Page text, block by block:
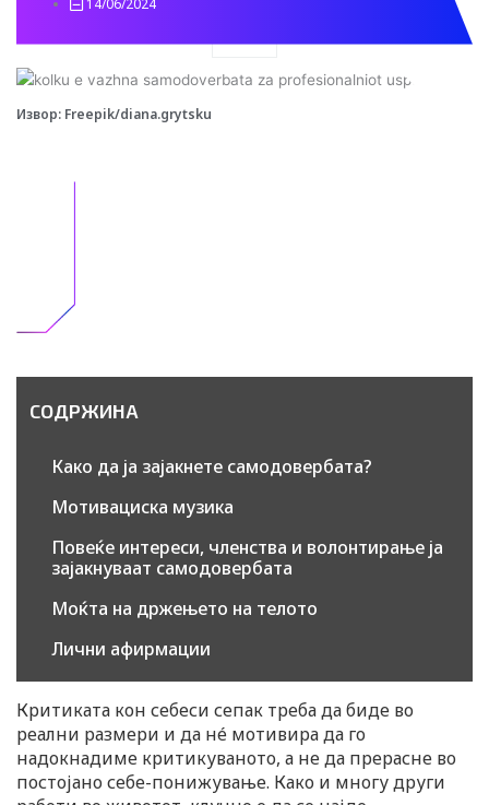
14/06/2024
Извор: Freepik/diana.grytsku
СОДРЖИНА
Како да ја зајакнете самодовербата?
Мотивациска музика
Повеќе интереси, членства и волонтирање ја
зајакнуваат самодовербата
Моќта на држењето на телото
Лични афирмации
Критиката кон себеси сепак треба да биде во
реални размери и да нé мотивира да го
надокнадиме критикуваното, а не да прерасне во
постојано себе-понижување. Како и многу други